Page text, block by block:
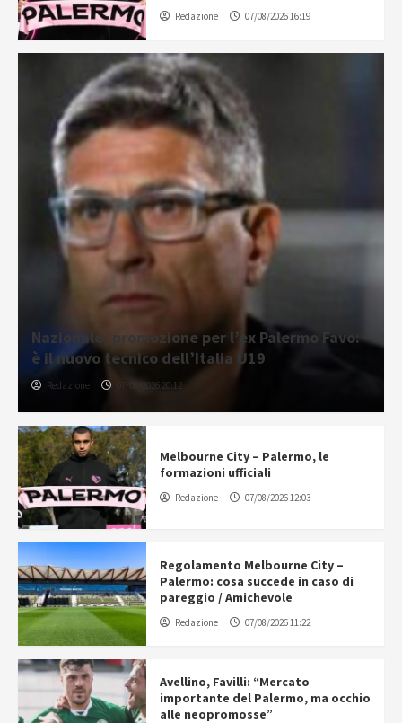
Redazione 07/08/2026 16:19
Nazionale, promozione per l’ex Palermo Favo:
è il nuovo tecnico dell’Italia U19
Redazione 07/08/2026 20:12
Melbourne City – Palermo, le
formazioni ufficiali
Redazione 07/08/2026 12:03
Regolamento Melbourne City –
Palermo: cosa succede in caso di
pareggio / Amichevole
Redazione 07/08/2026 11:22
Avellino, Favilli: “Mercato
importante del Palermo, ma occhio
alle neopromosse”